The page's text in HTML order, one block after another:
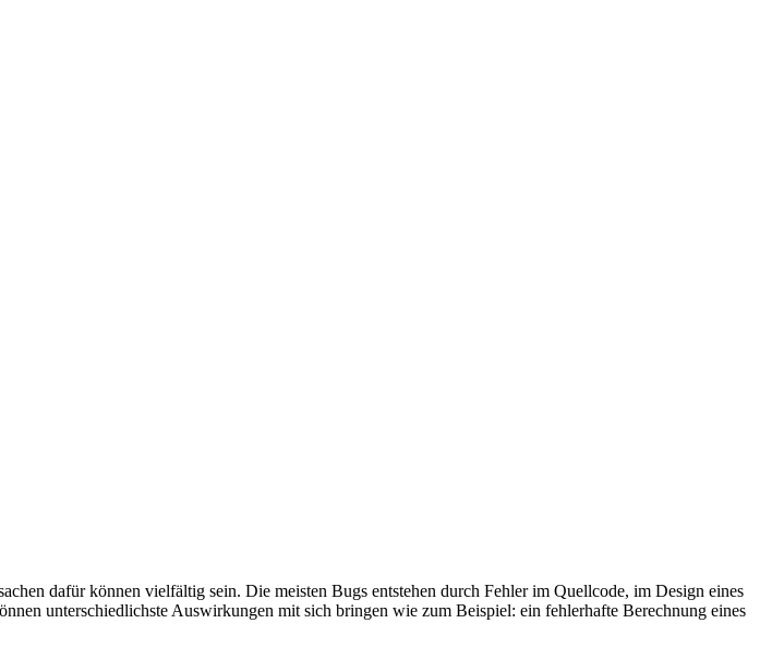
dafür können vielfältig sein. Die meisten Bugs entstehen durch Fehler im Quellcode, im Design eines
unterschiedlichste Auswirkungen mit sich bringen wie zum Beispiel: ein fehlerhafte Berechnung eines